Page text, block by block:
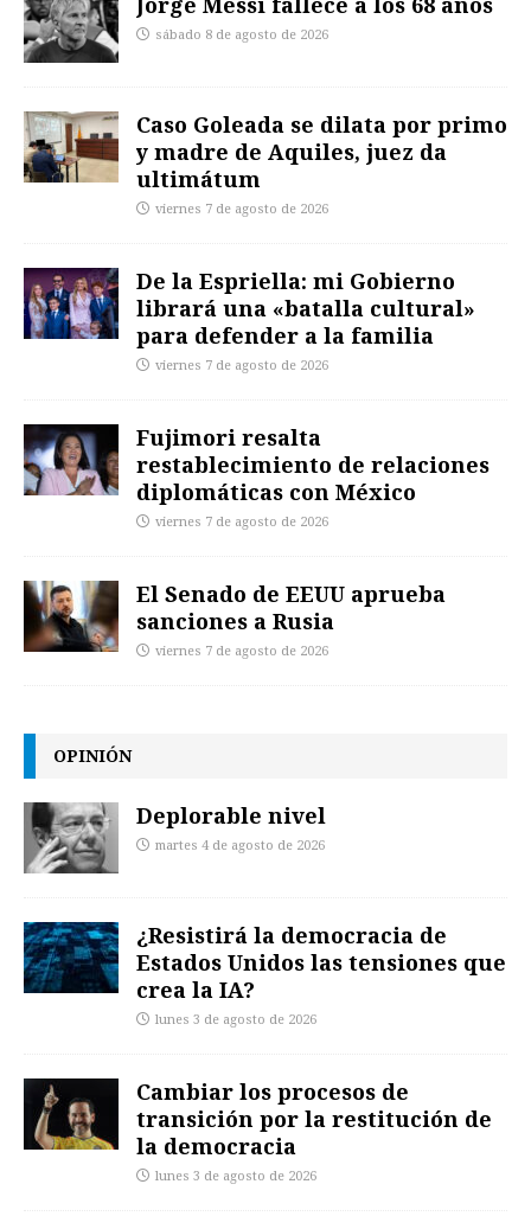
sábado 8 de agosto de 2026
Caso Goleada se dilata por primo
y madre de Aquiles, juez da
ultimátum
viernes 7 de agosto de 2026
De la Espriella: mi Gobierno
librará una «batalla cultural»
para defender a la familia
viernes 7 de agosto de 2026
Fujimori resalta
restablecimiento de relaciones
diplomáticas con México
viernes 7 de agosto de 2026
El Senado de EEUU aprueba
sanciones a Rusia
viernes 7 de agosto de 2026
OPINIÓN
Deplorable nivel
martes 4 de agosto de 2026
¿Resistirá la democracia de
Estados Unidos las tensiones que
crea la IA?
lunes 3 de agosto de 2026
Cambiar los procesos de
transición por la restitución de
la democracia
lunes 3 de agosto de 2026